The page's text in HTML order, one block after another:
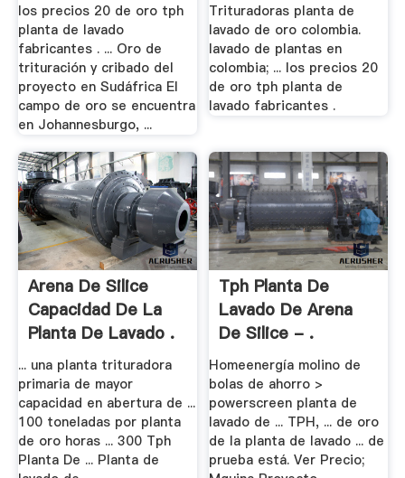
los precios 20 de oro tph
planta de lavado
fabricantes . ... Oro de
trituración y cribado del
proyecto en Sudáfrica El
campo de oro se encuentra
en Johannesburgo, ...
Trituradoras planta de
lavado de oro colombia.
lavado de plantas en
colombia; ... los precios 20
de oro tph planta de
lavado fabricantes .
Arena De Silice
Capacidad De La
Planta De Lavado .
... una planta trituradora
primaria de mayor
capacidad en abertura de ...
100 toneladas por planta
de oro horas ... 300 Tph
Planta De ... Planta de
Tph Planta De
Lavado De Arena
De Silice - .
Homeenergía molino de
bolas de ahorro >
powerscreen planta de
lavado de ... TPH, ... de oro
de la planta de lavado ... de
prueba está. Ver Precio;